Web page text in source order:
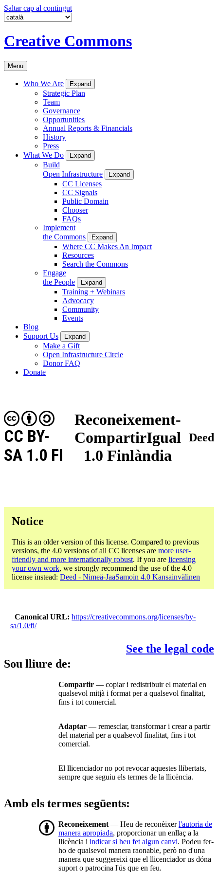
Saltar cap al contingut
Creative Commons
Menu
Who We Are Expand
Strategic Plan
Team
Governance
Opportunities
Annual Reports & Financials
History
Press
What We Do
Expand
Build
Open Infrastructure
Expand
CC Licenses
CC Signals
Public Domain
Chooser
FAQs
Implement
the Commons
Expand
Where CC Makes An Impact
Resources
Search the Commons
Engage
the People
Expand
Training + Webinars
Advocacy
Community
Events
Blog
Support Us
Expand
Make a Gift
Open Infrastructure Circle
Donor FAQ
Donate
Reconeixement-
CompartirIgual
1.0 Finlàndia
CC BY-
SA 1.0 FI
Deed
Notice
This is an older version of this license. Compared to previous
versions, the 4.0 versions of all CC licenses are more user-
friendly and more internationally robust. If you are licensing
your own work, we strongly recommend the use of the 4.0
license instead: Deed - Nimeä-JaaSamoin 4.0 Kansainvälinen
Canonical URL
https://creativecommons.org/licenses/by-
sa/1.0/fi/
See the legal code
Sou lliure de:
Compartir — copiar i redistribuir el material en
qualsevol mitjà i format per a qualsevol finalitat,
fins i tot comercial.
Adaptar — remesclar, transformar i crear a partir
del material per a qualsevol finalitat, fins i tot
comercial.
El llicenciador no pot revocar aquestes llibertats,
sempre que seguiu els termes de la llicència.
Amb els termes següents:
Reconeixement — Heu de reconèixerl'autoria de
manera apropiada, proporcionar un enllaç a la
llicència i indicar si heu fet algun canvi. Podeu fer-
ho de qualsevol manera raonable, però no d'una
manera que suggereixi que el llicenciador us dóna
suport o patrocina l'ús que en feu.